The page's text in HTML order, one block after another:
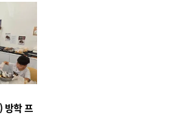
방학 프